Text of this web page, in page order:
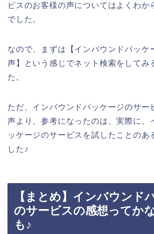
ビスのお客様の声についてはよくわか
でした。
なので、まずは【インバウンドパッ
声】という感じでネット検索をしてみ
た。
ただ、インバウンドパッケージのサー
声より、参考になったのは、実際に、
ッケージのサービスを試したことのあ
した♪
【まとめ】インバウンド
のサービスの感想ってか
も♪